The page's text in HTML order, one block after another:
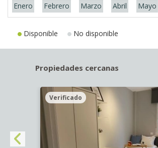
Enero Febrero Marzo Abril Mayo
Disponible No disponible
Propiedades cercanas
Verificado